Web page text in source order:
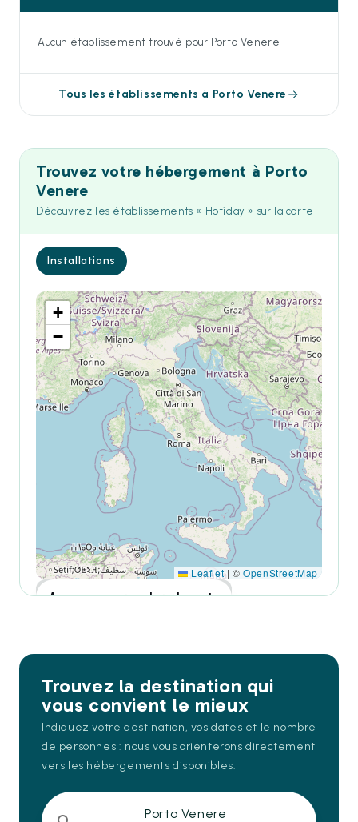
Aucun établissement trouvé pour Porto Venere
Tous les établissements à Porto Venere
Trouvez votre hébergement à Porto
Venere
Découvrez les établissements « Hotiday » sur la carte
Installations
+
−
Leaflet | ©OpenStreetMap
Appuyez pour explorer la carte
Trouvez la destination qui
vous convient le mieux
Indiquez votre destination, vos dates et le nombre
de personnes : nous vous orienterons directement
vers les hébergements disponibles.
Porto Venere